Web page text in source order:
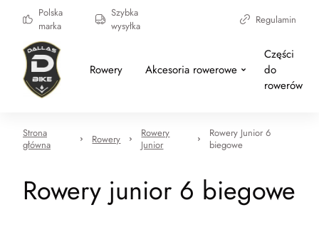
Polska
marka
Szybka
wysyłka
Regulamin
Rowery Akcesoria rowerowe
Części
do
rowerów
Strona
główna
Rowery
Rowery
Junior
Rowery Junior 6
biegowe
Rowery junior 6 biegowe